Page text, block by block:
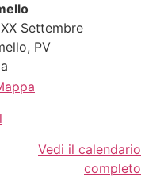
Settembre
, PV
Vedi il calendario
completo